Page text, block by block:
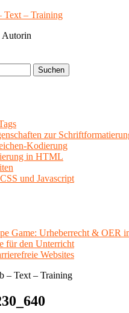
Text – Training
Autorin
zur
Kodierung
in HTML
und Javascript
Game: Urheberrecht & OER
für den Unterricht
Websites